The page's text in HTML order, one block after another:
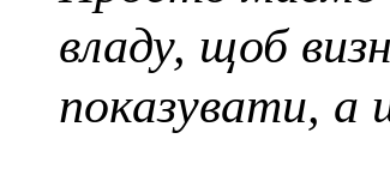
владу, щоб
показувати, а